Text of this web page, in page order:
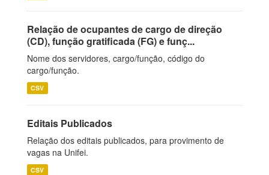
Relação de ocupantes de cargo de direção
(CD), função gratificada (FG) e funç...
Nome dos servidores, cargo/função, código do
cargo/função.
CSV
Editais Publicados
Relação dos editais publicados, para provimento de
vagas na Unifei.
CSV